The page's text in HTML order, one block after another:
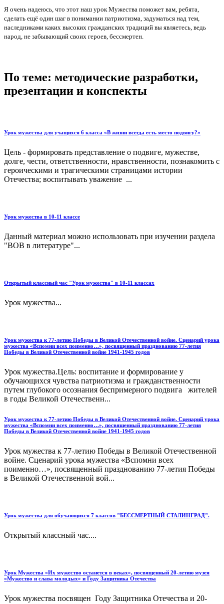
Я очень надеюсь, что этот наш урок Мужества поможет вам, ребята,
сделать ещё один шаг в понимании патриотизма, задуматься над тем,
наследниками каких высоких гражданских традиций вы являетесь, ведь
народ, не забывающий своих героев, бессмертен.
По теме: методические разработки,
презентации и конспекты
Урок мужества для учащихся 6 класса «В жизни всегда есть место подвигу?»
Цель - формировать представление о подвиге, мужестве,
долге, чести, ответственности, нравственности, познакомить с
героическими и трагическими страницами истории
Отечества; воспитывать уважение ...
Урок мужества в 10-11 классе
Данный материал можно использовать при изучении раздела
"ВОВ в литературе"...
Открытый классный час "Урок мужества" в 10-11 классах
Урок мужества...
Урок мужества к 77-летию Победы в Великой Отечественной войне. Сценарий урока
мужества «Вспомни всех поименно…», посвященный празднованию 77-летия
Победы в Великой Отечественной войне 1941-1945 годов
Урок мужества.Цель: воспитание и формирование у
обучающихся чувства патриотизма и гражданственности
путем глубокого осознания беспримерного подвига жителей
в годы Великой Отечественн...
Урок мужества к 77-летию Победы в Великой Отечественной войне. Сценарий урока
мужества «Вспомни всех поименно…», посвященный празднованию 77-летия
Победы в Великой Отечественной войне 1941-1945 годов
Урок мужества к 77-летию Победы в Великой Отечественной
войне. Сценарий урока мужества «Вспомни всех
поименно…», посвященный празднованию 77-летия Победы
в Великой Отечественной вой...
Урок мужества для обучающихся 7 классов "БЕССМЕРТНЫЙ СТАЛИНГРАД".
Открытый классный час....
Урок Мужества «Их мужество останется в веках», посвященный 20-летию музея
«Мужество и слава молодых» и Году Защитника Отечества
Урок мужества посвящен Году Защитника Отечества и 20-